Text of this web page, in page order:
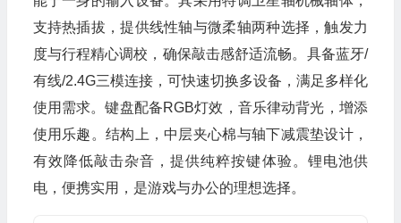
支持热插拔，提供线性轴与微柔轴两种选择，触发力
度与行程精心调校，确保敲击感舒适流畅。具备蓝牙/
有线/2.4G三模连接，可快速切换多设备，满足多样化
使用需求。键盘配备RGB灯效，音乐律动背光，增添
使用乐趣。结构上，中层夹心棉与轴下减震垫设计，
有效降低敲击杂音，提供纯粹按键体验。锂电池供
电，便携实用，是游戏与办公的理想选择。